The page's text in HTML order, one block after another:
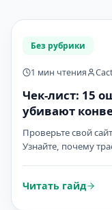
Без рубрики
1 мин чтения
Чек-лист: 15
убивают
Проверьте свой
Узнайте, почему
Читать гайд